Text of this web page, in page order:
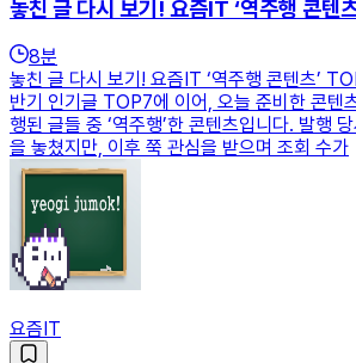
놓친 글 다시 보기! 요즘IT ‘역주행 콘텐
8분
놓친 글 다시 보기! 요즘IT ‘역주행 콘텐츠’
반기 인기글 TOP7에 이어, 오늘 준비한 콘텐
행된 글들 중 ‘역주행’한 콘텐츠입니다. 발행
을 놓쳤지만, 이후 쭉 관심을 받으며 조회 수가
요즘IT